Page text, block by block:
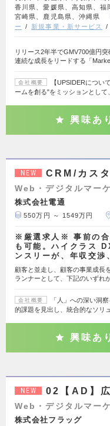
香川県、愛媛県、高知県、福
宮崎県、鹿児島県、沖縄県
ー
新規事業・新サービス
リリース2年半でGMV700億円
連続な成長をリードする「
会社概要
【UPSIDERについ
ームを創る"をミッションとし
興味あ
NEW CRM/カス
Web・デジタルマー
株式会社電通
550万円 ～ 1549万円
※厳選求人※ 事前の合
も可能。ハイクラス
ンスリーが、年収交渉
顧客と並走し、顧客の事業成長
ランナーとして、下記のいずれ
会社概要
「人」への深い洞
的課題を見出し、統合的なソリ
興味あ
NEW 02【AD】
Web・デジタルマー
株式会社フラッグ